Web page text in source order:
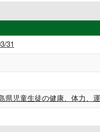
31
児童生徒の健康、体力、